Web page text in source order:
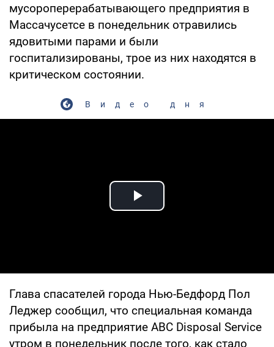
мусороперерабатывающего предприятия в
Массачусетсе в понедельник отравились
ядовитыми парами и были
госпитализированы, трое из них находятся в
критическом состоянии.
Видео дня
Play Video
Глава спасателей города Нью-Бедфорд Пол
Леджер сообщил, что специальная команда
прибыла на предприятие ABC Disposal Service
утром в понедельник после того, как стало